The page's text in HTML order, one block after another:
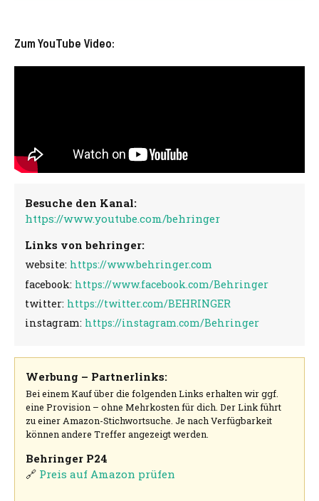
Zum YouTube Video:
Besuche den Kanal:
https://www.youtube.com/behringer
Links von behringer:
website: https://www.behringer.com
facebook: https://www.facebook.com/Behringer
twitter: https://twitter.com/BEHRINGER
instagram: https://instagram.com/Behringer
Werbung – Partnerlinks:
Bei einem Kauf über die folgenden Links erhalten wir ggf.
eine Provision – ohne Mehrkosten für dich. Der Link führt
zu einer Amazon-Stichwortsuche. Je nach Verfügbarkeit
können andere Treffer angezeigt werden.
Behringer P24
🔗 Preis auf Amazon prüfen